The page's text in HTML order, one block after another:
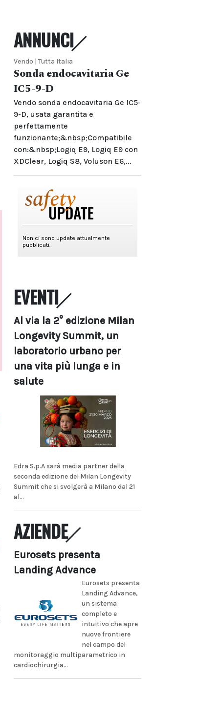
ANNUNCI
Vendo | Tutta Italia
Sonda endocavitaria Ge
IC5-9-D
Vendo sonda endocavitaria Ge IC5-
9-D, usata garantita e
perfettamente
funzionante;&nbsp;Compatibile
con:&nbsp;Logiq E9, Logiq E9 con
XDClear, Logiq S8, Voluson E6,...
EVENTI
Al via la 2° edizione Milan
Longevity Summit, un
laboratorio urbano per
una vita più lunga e in
salute
Edra S.p.A sarà media partner della
seconda edizione del Milan Longevity
Summit che si svolgerà a Milano dal 21
al...
AZIENDE
Eurosets presenta
Landing Advance
Eurosets presenta
Landing Advance,
un sistema
completo e
intuitivo che apre
nuove frontiere
nel campo del
monitoraggio multiparametrico in
cardiochirurgia...